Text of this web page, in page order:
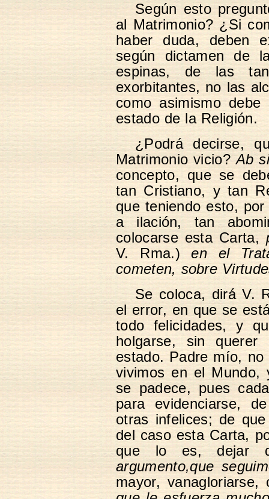
Según esto
al Matrimonio? ¿Si
haber duda, deben
según dictamen de
espinas, de las
exorbitantes, no las
como asimismo
estado de la Religión.
¿Podrá decirse,
Matrimonio vicio?Ab
concepto, que se
tan Cristiano, y tan
que teniendo esto,
a ilación, tan
colocarse esta Carta,
V. Rma.)en el
cometen, sobre
Se coloca, dirá V.
el error, en que se
todo felicidades, y
holgarse, sin
estado. Padre mío, no
vivimos en el Mundo,
se padece, pues
para evidenciarse,
otras infelices; de
del caso esta Carta,
que lo es, dejar
argumento,que
mayor,